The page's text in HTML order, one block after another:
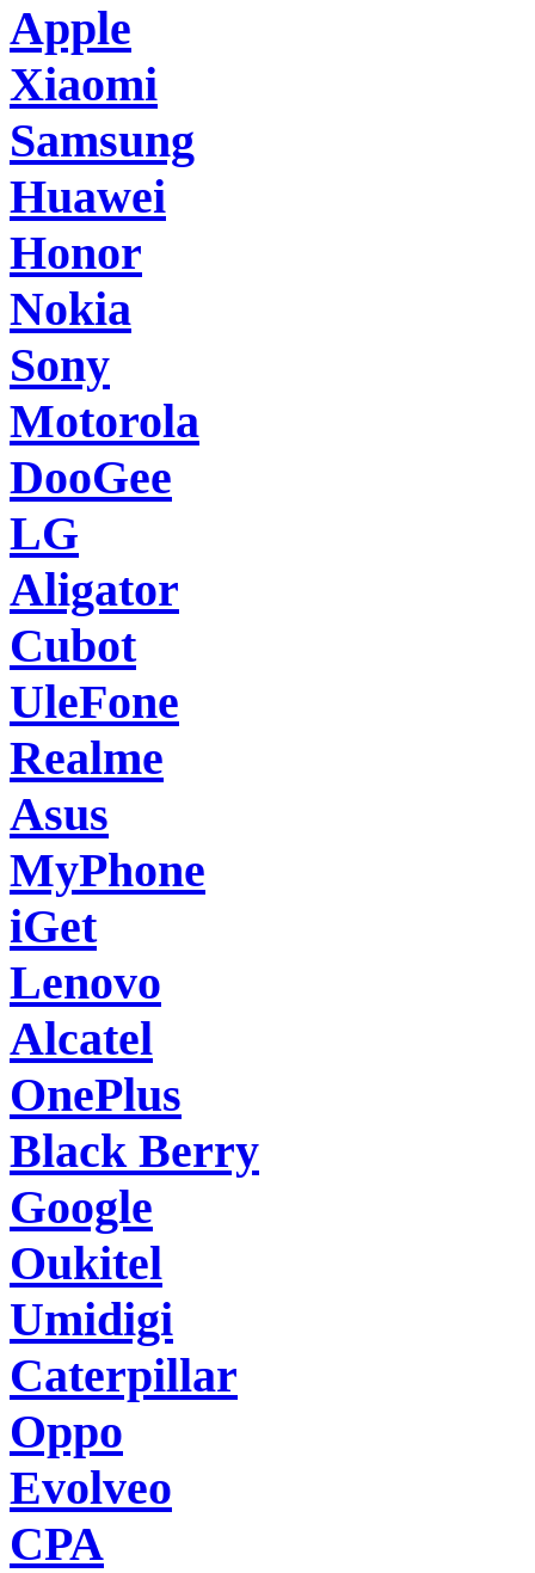
Apple
Xiaomi
Samsung
Huawei
Honor
Nokia
Sony
Motorola
DooGee
LG
Aligator
Cubot
UleFone
Realme
Asus
MyPhone
iGet
Lenovo
Alcatel
OnePlus
Black Berry
Google
Oukitel
Umidigi
Caterpillar
Oppo
Evolveo
CPA